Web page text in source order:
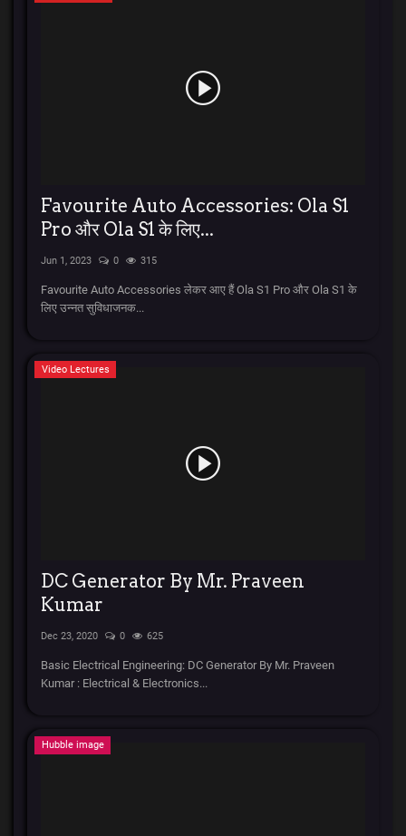
Favourite Auto Accessories: Ola S1
Pro और Ola S1 के लिए...
Jun 1, 2023 0 315
Favourite Auto Accessories लेकर आए हैं Ola S1 Pro और Ola S1 के
लिए उन्नत सुविधाजनक...
Video Lectures
DC Generator By Mr. Praveen
Kumar
Dec 23, 2020 0 625
Basic Electrical Engineering: DC Generator By Mr. Praveen
Kumar : Electrical & Electronics...
Hubble image